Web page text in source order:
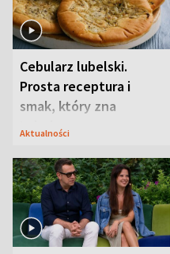
Cebularz lubelski.
Prosta receptura i
smak, który zna
Lubelszczyzna
Aktualności